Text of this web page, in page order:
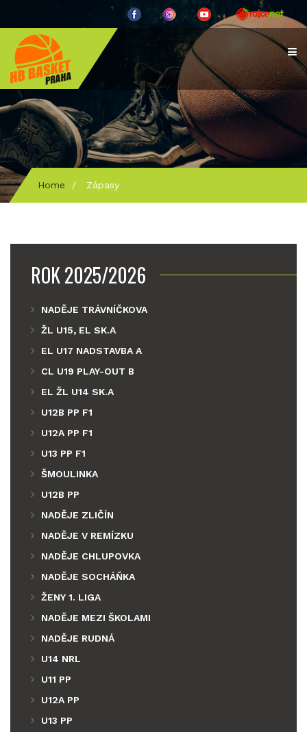
Home / Zápasy
ROK 2025/2026
NADĚJE TRÁVNÍČKOVA
ŽL U15, EL SK.A
EL U17 NADSTAVBA A
CL U19 PLAY-OUT B
EL ŽL U14 SK.A
U12B PP F1
U12A PP F1
U13 PP F1
ŠMOULINKA
U12B PP
NADĚJE ZLIČÍN
NADĚJE V REMÍZKU
NADĚJE CHLUPOVKA
NADĚJE SOCHÁŇKA
ŽENY 1. LIGA
NADĚJE MEZI ŠKOLAMI
NADĚJE RUDNÁ
U14 NRL
U11 PP
U12A PP
U13 PP